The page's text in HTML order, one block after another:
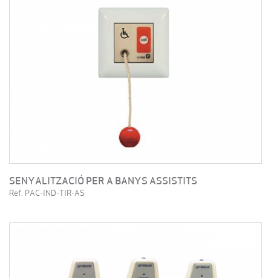
SENYALITZACIÓ PER A BANYS ASSISTITS
Ref. PAC-IND-TIR-AS